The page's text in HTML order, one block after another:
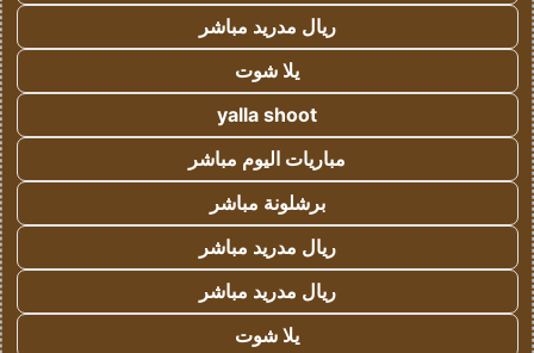
ريال مدريد مباشر
يلا شوت
yalla shoot
مباريات اليوم مباشر
برشلونة مباشر
ريال مدريد مباشر
ريال مدريد مباشر
يلا شوت